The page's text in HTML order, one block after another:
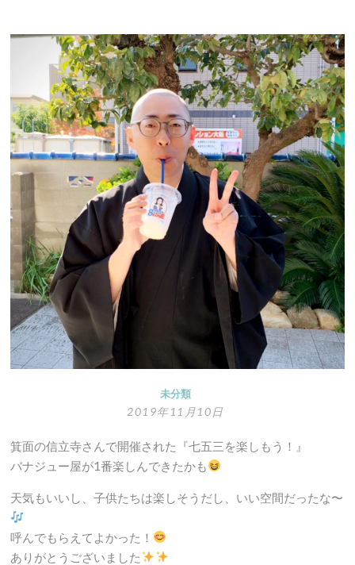
未分類
2019年11月10日
箕面の信立寺さんで開催された『七五三を楽しもう！』
バナジュー屋が1番楽しんできたかも
天気もいいし、子供たちは楽しそうだし、いい空間だったな〜
呼んでもらえてよかった！
ありがとうございました